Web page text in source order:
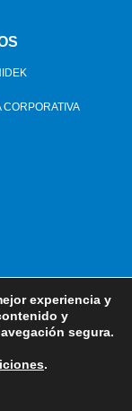
CORPORATIVA
experiencia y
y
segura.
.